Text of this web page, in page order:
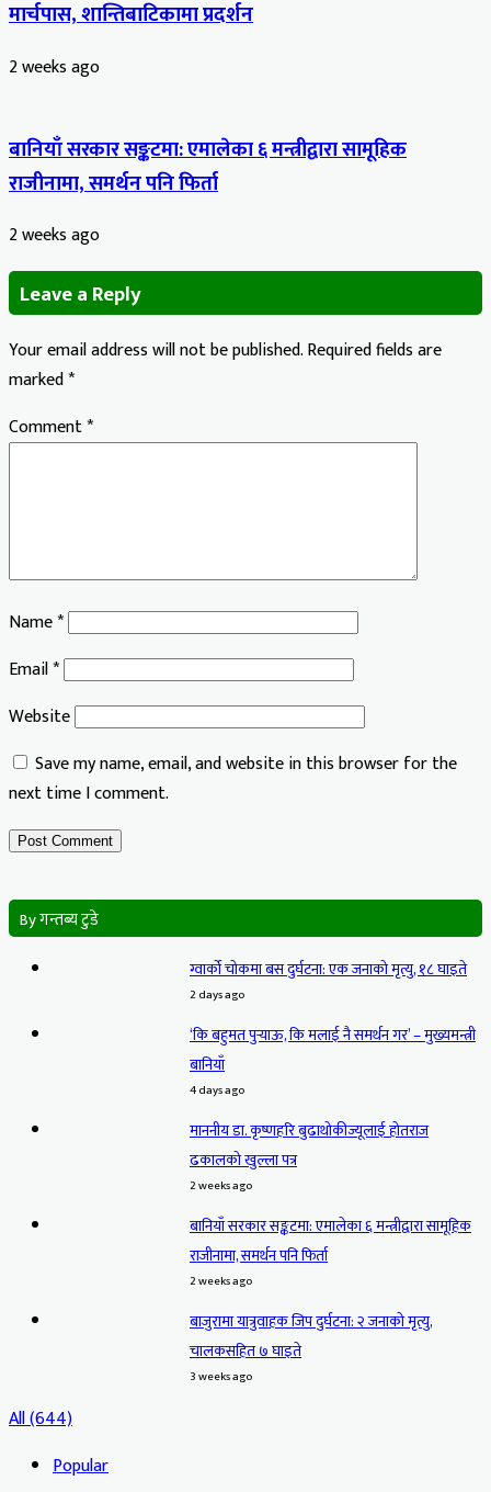
मार्चपास, शान्तिबाटिकामा प्रदर्शन
2 weeks ago
बानियाँ सरकार सङ्कटमा: एमालेका ६ मन्त्रीद्वारा सामूहिक
राजीनामा, समर्थन पनि फिर्ता
2 weeks ago
Leave a Reply
Your email address will not be published.Required fields are
marked*
Comment*
Name*
Email*
Website
Save my name, email, and website in this browser for the
next time I comment.
By गन्तब्य टुडे
ग्वार्को चोकमा बस दुर्घटना: एक जनाको मृत्यु, १८ घाइते
2 days ago
‘कि बहुमत पुर्‍याऊ, कि मलाई नै समर्थन गर’ – मुख्यमन्त्री
बानियाँ
4 days ago
माननीय डा. कृष्णहरि बुढाथोकीज्यूलाई होतराज
ढकालको खुल्ला पत्र
2 weeks ago
बानियाँ सरकार सङ्कटमा: एमालेका ६ मन्त्रीद्वारा सामूहिक
राजीनामा, समर्थन पनि फिर्ता
2 weeks ago
बाजुरामा यात्रुवाहक जिप दुर्घटना: २ जनाको मृत्यु,
चालकसहित ७ घाइते
3 weeks ago
All (644)
Popular